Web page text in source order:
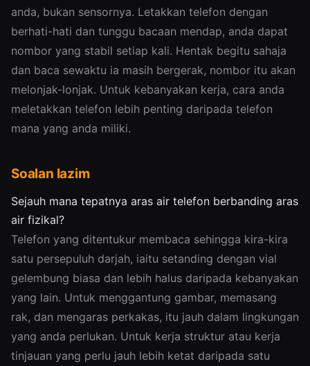
anda, bukan sensornya. Letakkan telefon dengan
berhati-hati dan tunggu bacaan mendap, anda dapat
nombor yang stabil setiap kali. Hentak begitu sahaja
dan baca sewaktu ia masih bergerak, nombor itu akan
melonjak-lonjak. Untuk kebanyakan kerja, cara anda
meletakkan telefon lebih penting daripada telefon
mana yang anda miliki.
Soalan lazim
Sejauh mana tepatnya aras air telefon berbanding aras
air fizikal?
Telefon yang ditentukur membaca sehingga kira-kira
satu persepuluh darjah, iaitu setanding dengan vial
gelembung biasa dan lebih halus daripada kebanyakan
yang lain. Untuk menggantung gambar, memasang
rak, dan mengaras perkakas, itu jauh dalam lingkungan
yang anda perlukan. Untuk kerja struktur atau kerja
tinjauan yang perlu jauh lebih ketat daripada satu